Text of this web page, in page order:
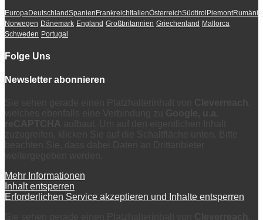
EuropaDeutschlandSpanien Frankreich ItalienÖsterreichSüdtirol Piemont
Norwegen Dänemark England Großbritannien Griechenland Mallorca
Schweden Portugal
Folge Uns
Newsletter abonnieren
Mehr Informationen
Inhalt entsperren
Erforderlichen Service akzeptieren und Inhalte entsperren